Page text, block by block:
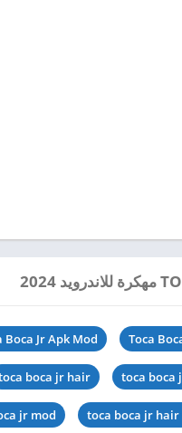
Toca
Boca Jr Apk Mod
toca boca
boca jr hair
toca boca jr hair
jr mod